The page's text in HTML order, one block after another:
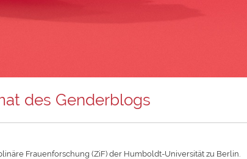
des Genderblogs
Frauenforschung (ZiF) der Humboldt-Universität zu Berlin.